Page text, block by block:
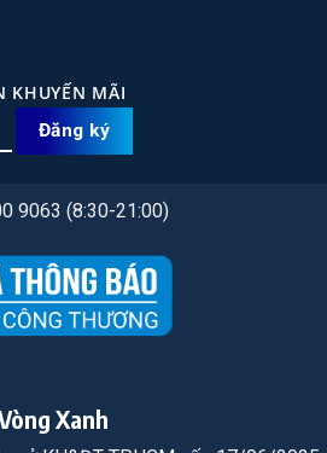
KHUYẾN MÃI
9063 (8:30-21:00)
Xanh